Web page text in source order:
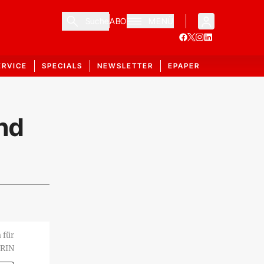
ABO
SPECIALS NEWSLETTER EPAPER
für